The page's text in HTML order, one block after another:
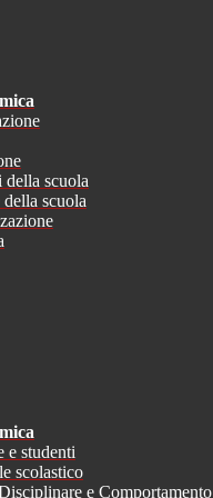
della scuola
scuola
e studenti
scolastico
e